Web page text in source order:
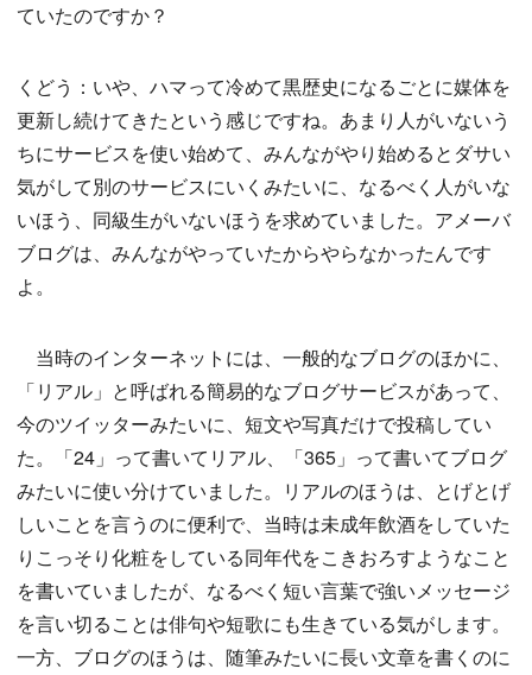
ていたのですか？
くどう：いや、ハマって冷めて黒歴史になるごとに媒体を
更新し続けてきたという感じですね。あまり人がいないう
ちにサービスを使い始めて、みんながやり始めるとダサい
気がして別のサービスにいくみたいに、なるべく人がいな
いほう、同級生がいないほうを求めていました。アメーバ
ブログは、みんながやっていたからやらなかったんです
よ。
当時のインターネットには、一般的なブログのほかに、
「リアル」と呼ばれる簡易的なブログサービスがあって、
今のツイッターみたいに、短文や写真だけで投稿してい
た。「24」って書いてリアル、「365」って書いてブログ
みたいに使い分けていました。リアルのほうは、とげとげ
しいことを言うのに便利で、当時は未成年飲酒をしていた
りこっそり化粧をしている同年代をこきおろすようなこと
を書いていましたが、なるべく短い言葉で強いメッセージ
を言い切ることは俳句や短歌にも生きている気がします。
一方、ブログのほうは、随筆みたいに長い文章を書くのに